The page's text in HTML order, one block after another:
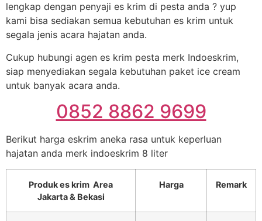
lengkap dengan penyaji es krim di pesta anda ? yup
kami bisa sediakan semua kebutuhan es krim untuk
segala jenis acara hajatan anda.
Cukup hubungi agen es krim pesta merk Indoeskrim,
siap menyediakan segala kebutuhan paket ice cream
untuk banyak acara anda.
0852 8862 9699
Berikut harga eskrim aneka rasa untuk keperluan
hajatan anda merk indoeskrim 8 liter
Produk es krim Area
Jakarta & Bekasi
Harga Remark